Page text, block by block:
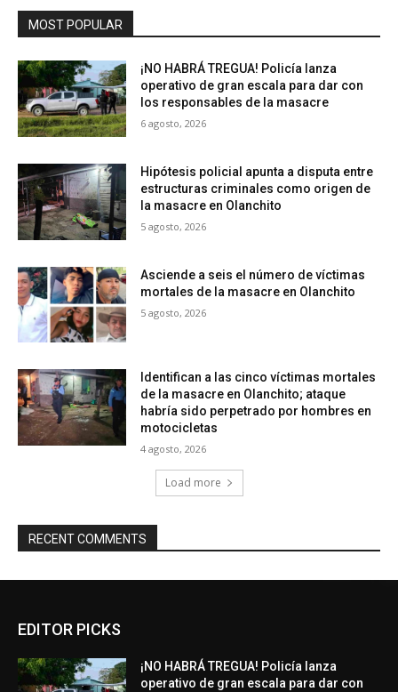
MOST POPULAR
¡NO HABRÁ TREGUA! Policía lanza
operativo de gran escala para dar con
los responsables de la masacre
6 agosto, 2026
Hipótesis policial apunta a disputa entre
estructuras criminales como origen de
la masacre en Olanchito
5 agosto, 2026
Asciende a seis el número de víctimas
mortales de la masacre en Olanchito
5 agosto, 2026
Identifican a las cinco víctimas mortales
de la masacre en Olanchito; ataque
habría sido perpetrado por hombres en
motocicletas
4 agosto, 2026
Load more
RECENT COMMENTS
EDITOR PICKS
¡NO HABRÁ TREGUA! Policía lanza
operativo de gran escala para dar con